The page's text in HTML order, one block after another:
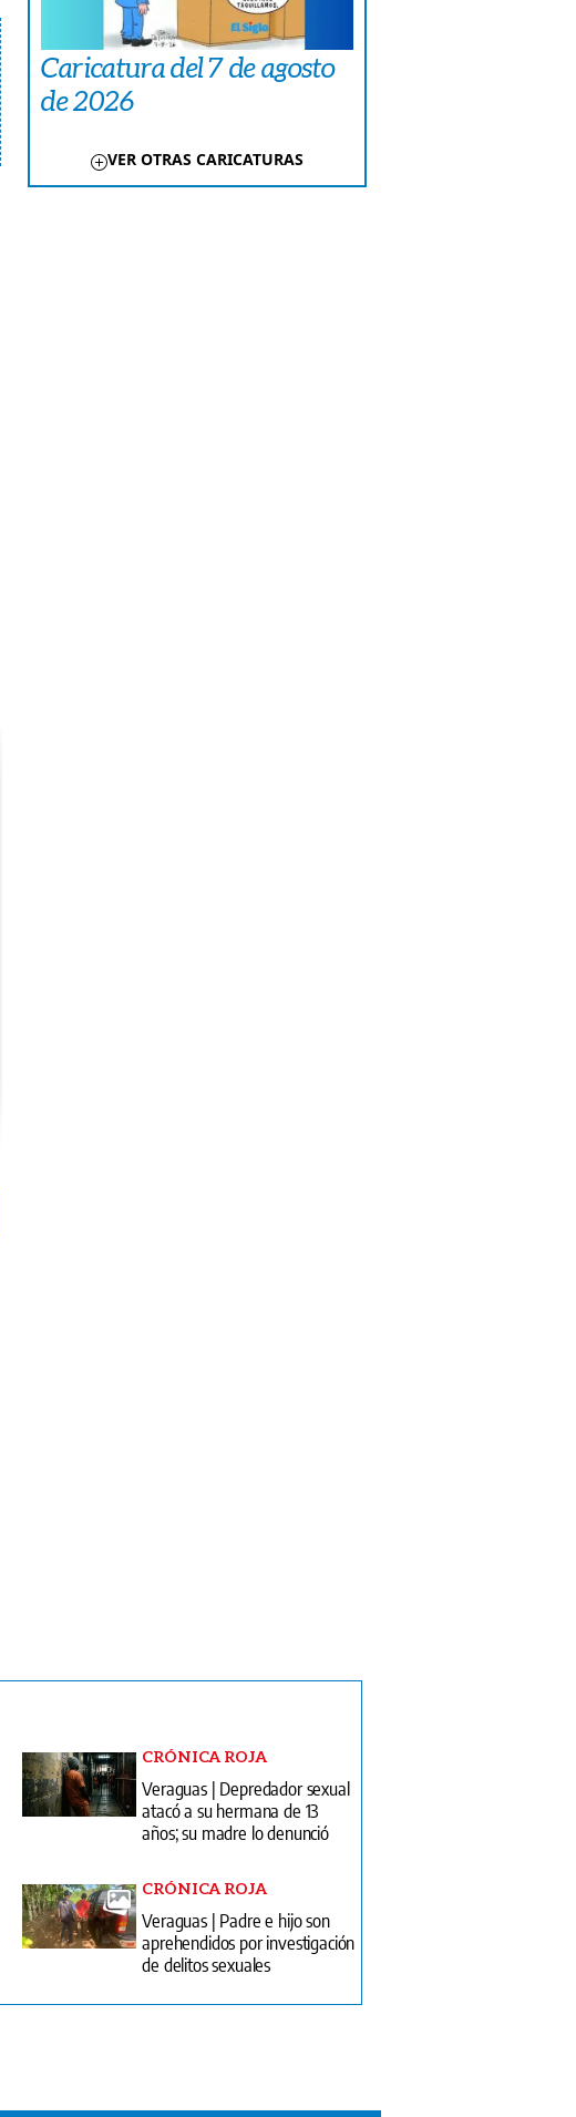
Caricatura del 7 de agosto
de 2026
VER OTRAS CARICATURAS
CRÓNICA ROJA
Veraguas | Depredador sexual
atacó a su hermana de 13
años; su madre lo denunció
CRÓNICA ROJA
Veraguas | Padre e hijo son
aprehendidos por investigación
de delitos sexuales